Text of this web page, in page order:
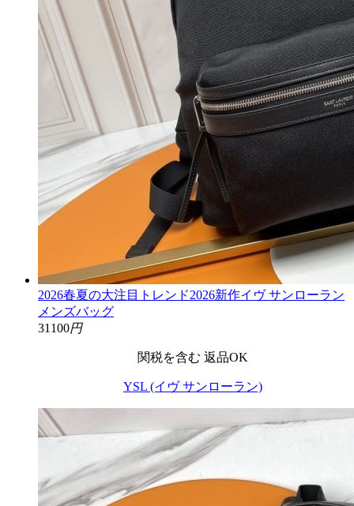
2026春夏の大注目トレンド2026新作イヴ サンローラン
メンズバッグ
31100円
関税を含む 返品OK
YSL (イヴ サンローラン)